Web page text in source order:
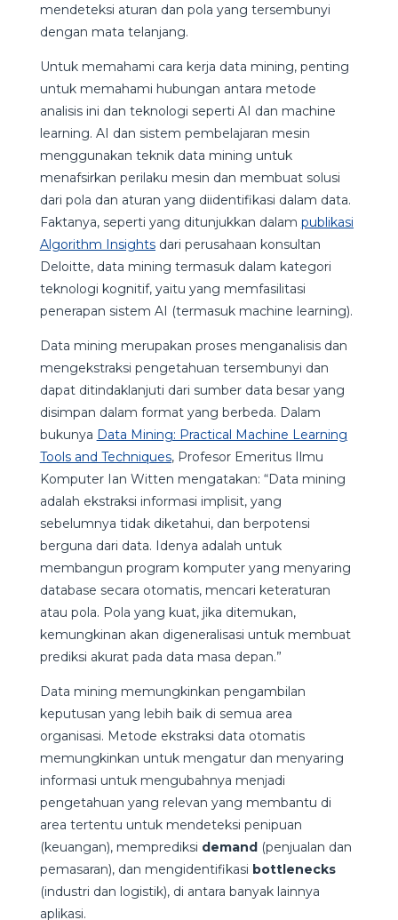
mendeteksi aturan dan pola yang tersembunyi
dengan mata telanjang.
Untuk memahami cara kerja data mining, penting
untuk memahami hubungan antara metode
analisis ini dan teknologi seperti AI dan machine
learning. AI dan sistem pembelajaran mesin
menggunakan teknik data mining untuk
menafsirkan perilaku mesin dan membuat solusi
dari pola dan aturan yang diidentifikasi dalam data.
Faktanya, seperti yang ditunjukkan dalam publikasi
Algorithm Insightsdari perusahaan konsultan
Deloitte, data mining termasuk dalam kategori
teknologi kognitif, yaitu yang memfasilitasi
penerapan sistem AI (termasuk machine learning).
Data mining merupakan proses menganalisis dan
mengekstraksi pengetahuan tersembunyi dan
dapat ditindaklanjuti dari sumber data besar yang
disimpan dalam format yang berbeda. Dalam
bukunya Data Mining: Practical Machine Learning
Tools and Techniques, Profesor Emeritus Ilmu
Komputer Ian Witten mengatakan: “Data mining
adalah ekstraksi informasi implisit, yang
sebelumnya tidak diketahui, dan berpotensi
berguna dari data. Idenya adalah untuk
membangun program komputer yang menyaring
database secara otomatis, mencari keteraturan
atau pola. Pola yang kuat, jika ditemukan,
kemungkinan akan digeneralisasi untuk membuat
prediksi akurat pada data masa depan.”
Data mining memungkinkan pengambilan
keputusan yang lebih baik di semua area
organisasi. Metode ekstraksi data otomatis
memungkinkan untuk mengatur dan menyaring
informasi untuk mengubahnya menjadi
pengetahuan yang relevan yang membantu di
area tertentu untuk mendeteksi penipuan
(keuangan), memprediksi demand (penjualan dan
pemasaran), dan mengidentifikasi bottlenecks
(industri dan logistik), di antara banyak lainnya
aplikasi.